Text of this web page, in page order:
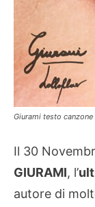
Giurami testo
Il 30
GIURAMI, l’
autore di